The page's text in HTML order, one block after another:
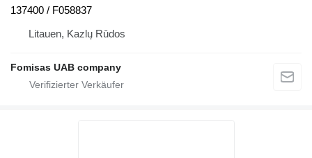
137400 / F058837
Litauen, Kazlų Rūdos
Fomisas UAB company